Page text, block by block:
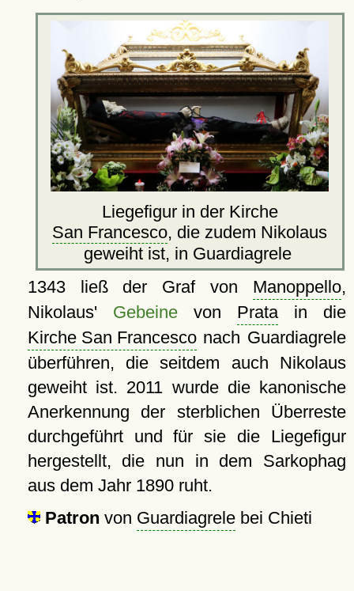
Liegefigur in der Kirche
San Francesco, die zudem Nikolaus
geweiht ist, in Guardiagrele
1343 ließ der Graf von Manoppello,
Nikolaus' Gebeinevon Pratain die
Kirche San Francesconach Guardiagrele
überführen, die seitdem auch Nikolaus
geweiht ist. 2011 wurde die kanonische
Anerkennung der sterblichen Überreste
durchgeführt und für sie die Liegefigur
hergestellt, die nun in dem Sarkophag
aus dem Jahr 1890 ruht.
Patron von Guardiagrelebei Chieti